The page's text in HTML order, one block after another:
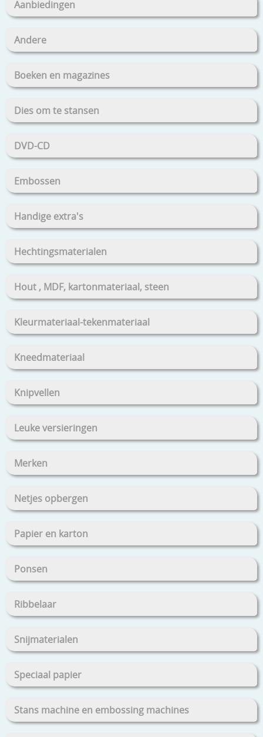
Aanbiedingen
Andere
Boeken en magazines
Dies om te stansen
DVD-CD
Embossen
Handige extra's
Hechtingsmaterialen
Hout , MDF, kartonmateriaal, steen
Kleurmateriaal-tekenmateriaal
Kneedmateriaal
Knipvellen
Leuke versieringen
Merken
Netjes opbergen
Papier en karton
Ponsen
Ribbelaar
Snijmaterialen
Speciaal papier
Stans machine en embossing machines